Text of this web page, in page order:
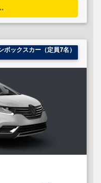
ボックスカー（定員7名）